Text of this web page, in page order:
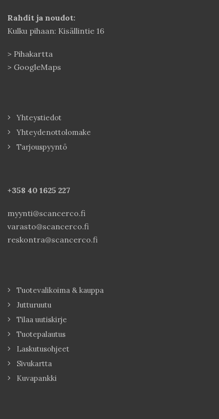
Rahdit ja noudot:
Kulku pihaan: Kisällintie 16
> Pihakartta
> GoogleMaps
Yhteystiedot
Yhteydenottolomake
Tarjouspyyntö
+358 40 1625 227
myynti@scancerco.fi
varasto@scancerco.fi
reskontra@scancerco.fi
Tuotevalikoima & kauppa
Jutturuutu
Tilaa uutiskirje
Tuotepalautus
Laskutusohjeet
Sivukartta
Kuvapankki